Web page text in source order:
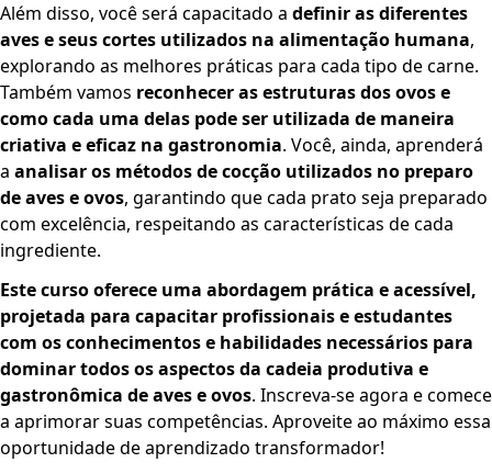
Além disso, você será capacitado a definir as diferentes
aves e seus cortes utilizados na alimentação humana,
explorando as melhores práticas para cada tipo de carne.
Também vamos reconhecer as estruturas dos ovos e
como cada uma delas pode ser utilizada de maneira
criativa e eficaz na gastronomia. Você, ainda, aprenderá
a analisar os métodos de cocção utilizados no preparo
de aves e ovos, garantindo que cada prato seja preparado
com excelência, respeitando as características de cada
ingrediente.
Este curso oferece uma abordagem prática e acessível,
projetada para capacitar profissionais e estudantes
com os conhecimentos e habilidades necessários para
dominar todos os aspectos da cadeia produtiva e
gastronômica de aves e ovos. Inscreva-se agora e comece
a aprimorar suas competências. Aproveite ao máximo essa
oportunidade de aprendizado transformador!